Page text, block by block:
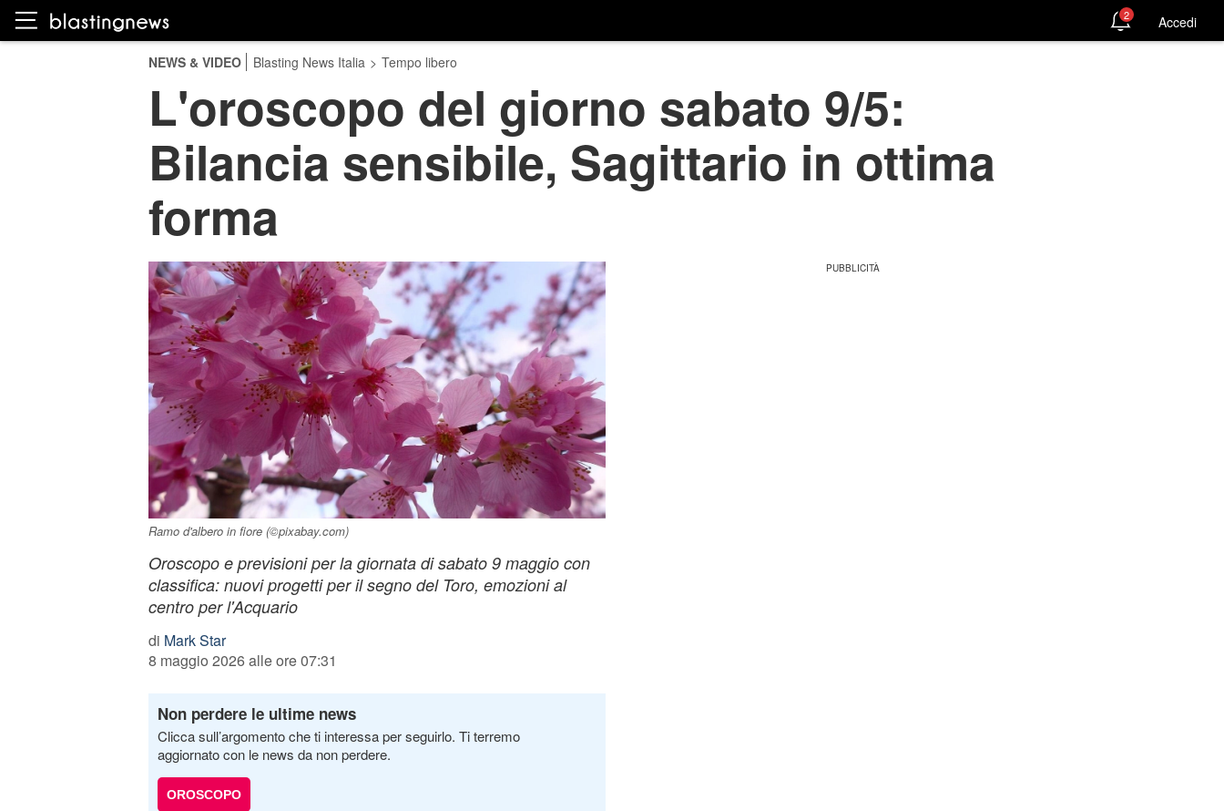
2 Accedi
NEWS & VIDEO Blasting News Italia > Tempo libero
L'oroscopo del giorno sabato 9/5:
Bilancia sensibile, Sagittario in ottima
forma
Ramo d'albero in fiore (©pixabay.com)
Oroscopo e previsioni per la giornata di sabato 9 maggio con
classifica: nuovi progetti per il segno del Toro, emozioni al
centro per l'Acquario
di Mark Star
8 maggio 2026 alle ore 07:31
Non perdere le ultime news
Clicca sull’argomento che ti interessa per seguirlo. Ti terremo
aggiornato con le news da non perdere.
OROSCOPO